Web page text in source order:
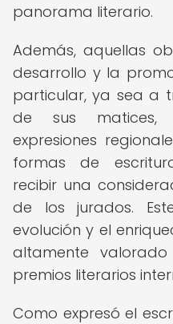
panorama literario.
Además, aquellas
desarrollo y la
particular, ya sea a
de sus matices,
expresiones
formas de
recibir una
de los jurados.
evolución y el
altamente
premios literarios
Como expresó el